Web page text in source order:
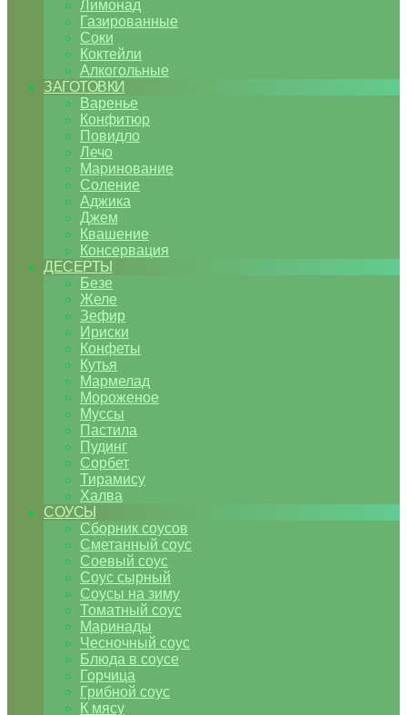
Лимонад
Газированные
Соки
Коктейли
Алкогольные
ЗАГОТОВКИ
Варенье
Конфитюр
Повидло
Лечо
Маринование
Соление
Аджика
Джем
Квашение
Консервация
ДЕСЕРТЫ
Безе
Желе
Зефир
Ириски
Конфеты
Кутья
Мармелад
Мороженое
Муссы
Пастила
Пудинг
Сорбет
Тирамису
Халва
СОУСЫ
Сборник соусов
Сметанный соус
Соевый соус
Соус сырный
Соусы на зиму
Томатный соус
Маринады
Чесночный соус
Блюда в соусе
Горчица
Грибной соус
К мясу